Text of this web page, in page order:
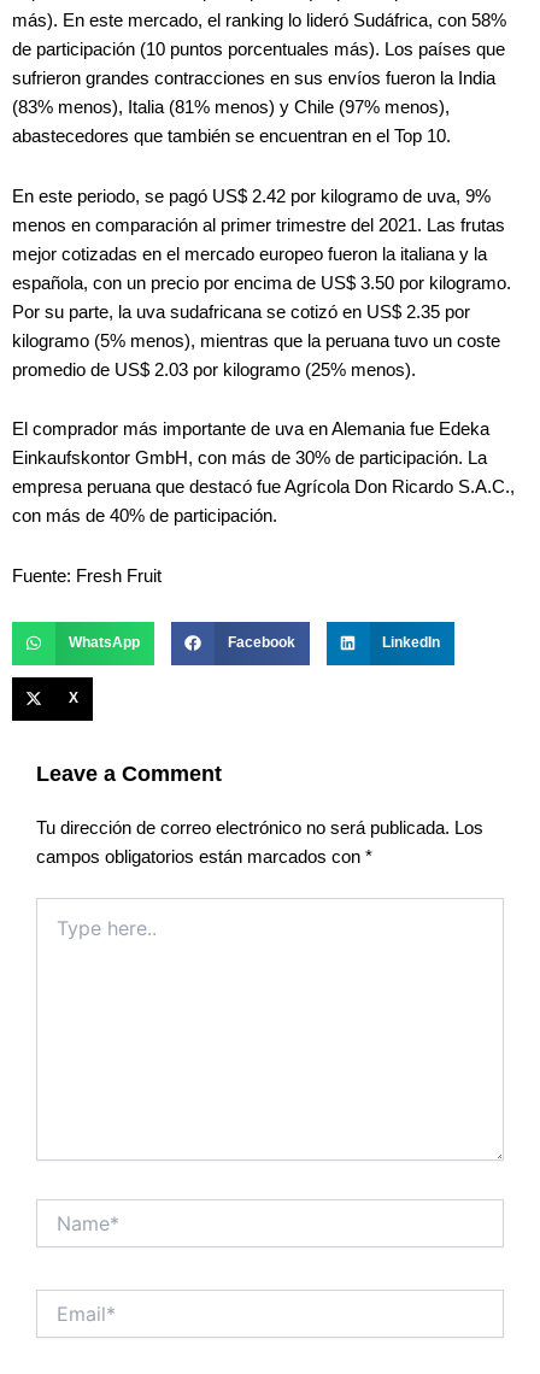
más). En este mercado, el ranking lo lideró Sudáfrica, con 58%
de participación (10 puntos porcentuales más). Los países que
sufrieron grandes contracciones en sus envíos fueron la India
(83% menos), Italia (81% menos) y Chile (97% menos),
abastecedores que también se encuentran en el Top 10.
En este periodo, se pagó US$ 2.42 por kilogramo de uva, 9%
menos en comparación al primer trimestre del 2021. Las frutas
mejor cotizadas en el mercado europeo fueron la italiana y la
española, con un precio por encima de US$ 3.50 por kilogramo.
Por su parte, la uva sudafricana se cotizó en US$ 2.35 por
kilogramo (5% menos), mientras que la peruana tuvo un coste
promedio de US$ 2.03 por kilogramo (25% menos).
El comprador más importante de uva en Alemania fue Edeka
Einkaufskontor GmbH, con más de 30% de participación. La
empresa peruana que destacó fue Agrícola Don Ricardo S.A.C.,
con más de 40% de participación.
Fuente: Fresh Fruit
WhatsApp Facebook LinkedIn
X
Leave a Comment
Tu dirección de correo electrónico no será publicada. Los
campos obligatorios están marcados con *
here..